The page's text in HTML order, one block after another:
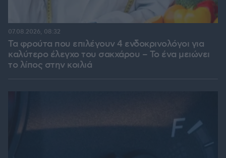
Τα φρούτα που επιλέγουν 4 ενδοκρινολόγοι για
καλύτερο έλεγχο του σακχάρου – Το ένα μειώνει
το λίπος στην κοιλιά
07.08.2026, 08:32